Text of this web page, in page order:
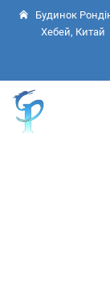
Будинок
Хебей, Китай